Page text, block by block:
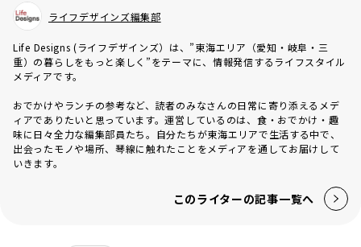
ライフデザインズ編集部
Life Designs (ライフデザインズ）は、”東海エリア（愛知・岐阜・三
重）の暮らしをもっと楽しく”をテーマに、情報発信するライフスタイル
メディアです。
おでかけやランチの参考など、読者のみなさんの日常に寄り添えるメデ
ィアでありたいと思っています。運営しているのは、食・おでかけ・趣
味に日々全力な編集部員たち。自分たちが東海エリアで生活する中で、
出会ったモノや場所、琴線に触れたことをメディアを通してお届けして
いきます。
このライターの記事一覧へ